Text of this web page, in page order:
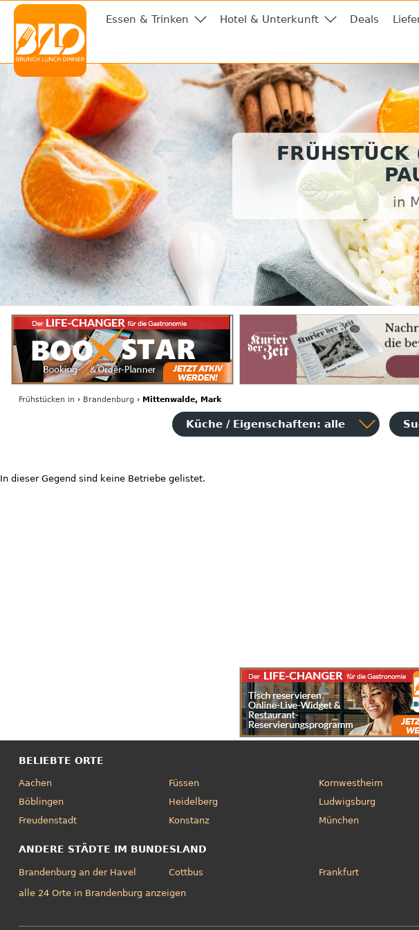
Essen & Trinken Hotel & Unterkunft Deals
FRÜHSTÜCK
in
Frühstücken in › Brandenburg › Mittenwalde, Mark
Küche / Eigenschaften: alle
In dieser Gegend sind keine Betriebe gelistet.
BELIEBTE ORTE
Aachen
Böblingen
Freudenstadt
Füssen
Heidelberg
Konstanz
Kornwestheim
Ludwigsburg
München
ANDERE STÄDTE IM BUNDESLAND
Brandenburg an der Havel Cottbus Frankfurt
alle 24 Orte in Brandenburg anzeigen